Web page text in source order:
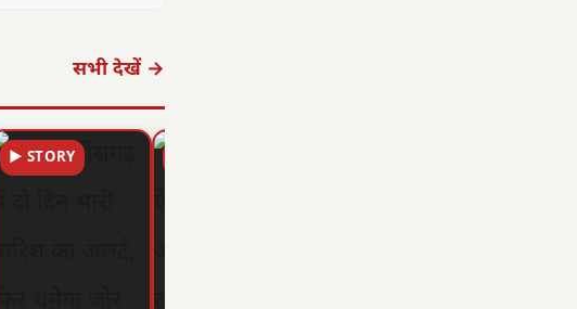
सभी देखें →
▶ STORY